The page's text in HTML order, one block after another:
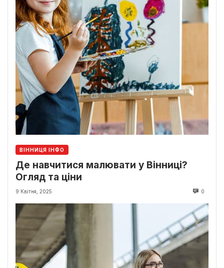
ВІННИЦЯ ІНФО
Де навчитися малювати у Вінниці?
Огляд та ціни
9 Квітня, 2025 0